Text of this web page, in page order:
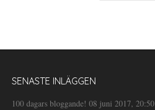
SENASTE INLÄGGEN
100 dagars bloggande! 08 juni 2017, 20:50